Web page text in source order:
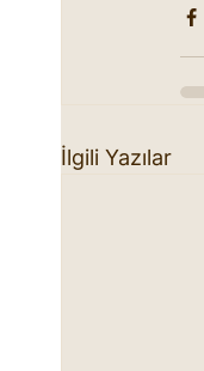
İlgili Yazılar